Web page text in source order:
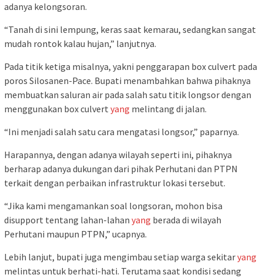
adanya kelongsoran.
“Tanah di sini lempung, keras saat kemarau, sedangkan sangat
mudah rontok kalau hujan,” lanjutnya.
Pada titik ketiga misalnya, yakni penggarapan box culvert pada
poros Silosanen-Pace. Bupati menambahkan bahwa pihaknya
membuatkan saluran air pada salah satu titik longsor dengan
menggunakan box culvert yang melintang di jalan.
“Ini menjadi salah satu cara mengatasi longsor,” paparnya.
Harapannya, dengan adanya wilayah seperti ini, pihaknya
berharap adanya dukungan dari pihak Perhutani dan PTPN
terkait dengan perbaikan infrastruktur lokasi tersebut.
“Jika kami mengamankan soal longsoran, mohon bisa
disupport tentang lahan-lahan yang berada di wilayah
Perhutani maupun PTPN,” ucapnya.
Lebih lanjut, bupati juga mengimbau setiap warga sekitaryang
melintas untuk berhati-hati. Terutama saat kondisi sedang